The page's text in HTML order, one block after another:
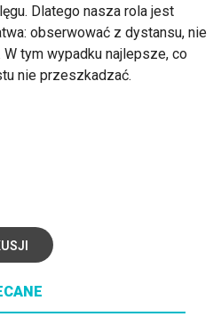
Dlatego nasza rola jest
obserwować z dystansu, nie
tym wypadku najlepsze, co
nie przeszkadzać.